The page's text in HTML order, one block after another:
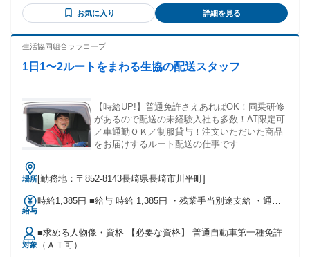
性の方も活躍頂いております。 実際に現在定着しているスタ
ッフにも当社の 働き方で喜んで頂いています。 「運転好きで
です！
お気に入り 詳細を見る
生活協同組合ララコープ
1日1〜2ルートをまわる生協の配送スタッフ
【時給UP!】普通免許さえあればOK！同乗研修
があるので配送の未経験入社も多数！AT限定可
／車通勤ＯＫ／制服貸与！注文いただいた商品
をお届けするルート配送の仕事です
場所[勤務地：〒852-8143長崎県長崎市川平町]
給与
時給1,385円 ■給与 時給 1,385円 ・残業手当別途支給 ・通勤
手当：時給＋50円 ・年末手当：時給＋50円（12/30） ：時給
＋100円（12/31） ・年始手当（1/1・2・3）：時給＋500円
【福利厚生】 ・昇給あり（規定による） ・社会保険完備 ・
対象
■求める人物像・資格 【必要な資格】 普通自動車第一種免許
（ＡＴ可）